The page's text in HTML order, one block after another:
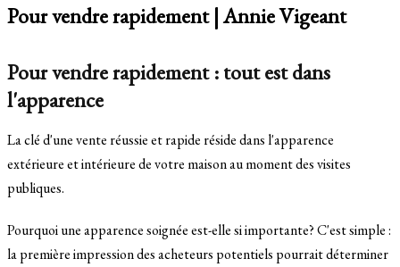
Pour vendre rapidement | Annie Vigeant
Pour vendre rapidement : tout est dans
l'apparence
La clé d'une vente réussie et rapide réside dans l'apparence
extérieure et intérieure de votre maison au moment des visites
publiques.
Pourquoi une apparence soignée est-elle si importante? C'est simple :
la première impression des acheteurs potentiels pourrait déterminer